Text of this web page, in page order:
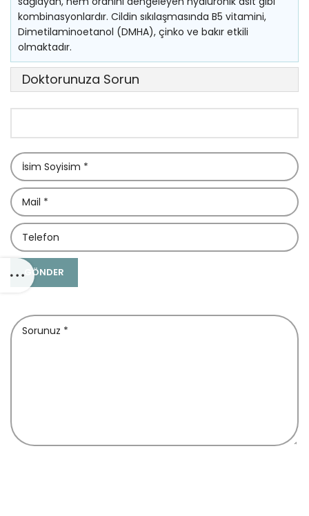
kombinasyonlardır. Cildin sıkılaşmasında B5 vitamini,
Dimetilaminoetanol (DMHA), çinko ve bakır etkili
olmaktadır.
Doktorunuza Sorun